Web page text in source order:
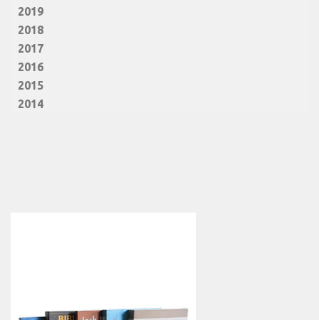
2019
2018
2017
2016
2015
2014